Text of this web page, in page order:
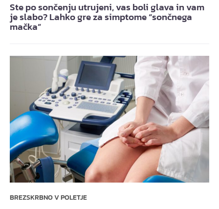
Ste po sončenju utrujeni, vas boli glava in vam
je slabo? Lahko gre za simptome “sončnega
mačka”
BREZSKRBNO V POLETJE